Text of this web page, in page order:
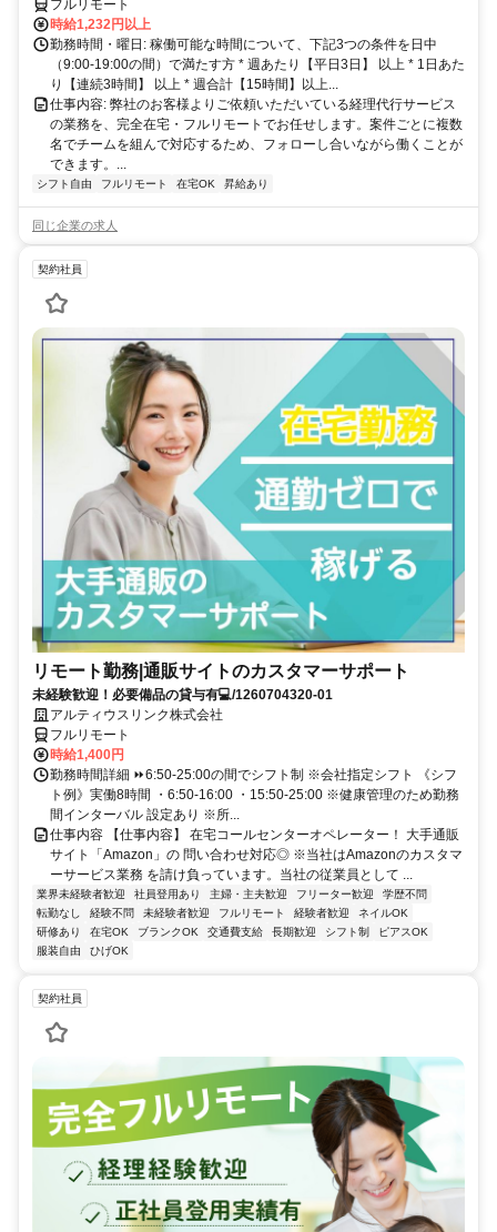
フルリモート
時給1,232円以上
勤務時間・曜日: 稼働可能な時間について、下記3つの条件を日中
（9:00-19:00の間）で満たす方 * 週あたり【平日3日】 以上 * 1日あた
り【連続3時間】 以上 * 週合計【15時間】以上...
仕事内容: 弊社のお客様よりご依頼いただいている経理代行サービス
の業務を、完全在宅・フルリモートでお任せします。案件ごとに複数
名でチームを組んで対応するため、フォローし合いながら働くことが
できます。...
シフト自由 フルリモート 在宅OK 昇給あり
同じ企業の求人
契約社員
リモート勤務|通販サイトのカスタマーサポート
未経験歓迎！必要備品の貸与有💻/1260704320-01
アルティウスリンク株式会社
フルリモート
時給1,400円
勤務時間詳細 ⏩6:50-25:00の間でシフト制 ※会社指定シフト 《シフ
ト例》実働8時間 ・6:50-16:00 ・15:50-25:00 ※健康管理のため勤務
間インターバル 設定あり ※所...
仕事内容 【仕事内容】 在宅コールセンターオペレーター！ 大手通販
サイト「Amazon」の 問い合わせ対応◎ ※当社はAmazonのカスタマ
ーサービス業務 を請け負っています。当社の従業員として ...
業界未経験者歓迎 社員登用あり 主婦・主夫歓迎 フリーター歓迎
学歴不問
転勤なし
経験不問 未経験者歓迎 フルリモート 経験者歓迎
ネイルOK
研修あり
在宅OK ブランクOK 交通費支給 長期歓迎 シフト制
ピアスOK
服装自由
ひげOK
契約社員